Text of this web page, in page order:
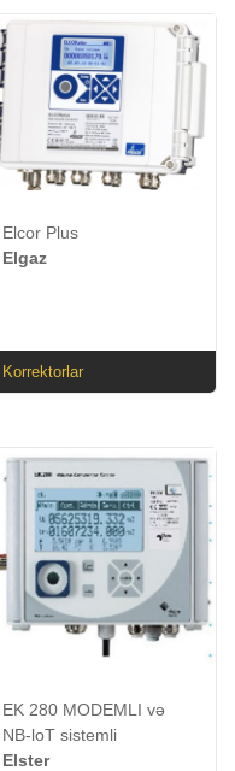
Elcor Plus
Elgaz
Korrektorlar
EK 280 MODEMLI və
NB-loT sistemli
Elster